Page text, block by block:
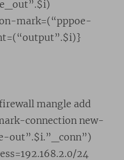
mark=(“pppoe-
mangle add
connection new-
out”.$i.”_conn”)
24